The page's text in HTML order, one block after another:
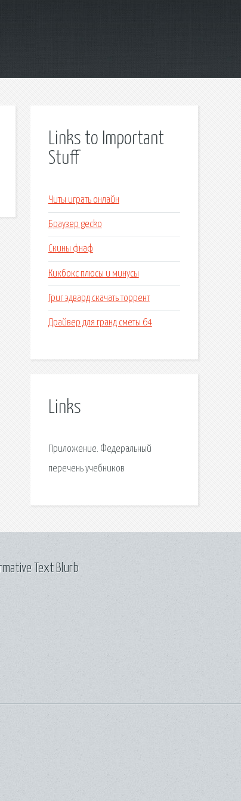
Links to Important
Stuff
Читы играть онлайн
Браузер gecko
Скины фнаф
Кикбокс плюсы и минусы
Григ эдвард скачать торрент
Драйвер для гранд сметы 64
Links
Приложение. Федеральный
перечень учебников
Text Blurb